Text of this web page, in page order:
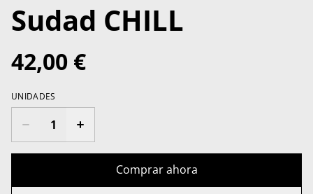
Sudad CHILL
42,00 €
UNIDADES
Comprar ahora